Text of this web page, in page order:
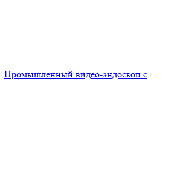
Промышленный видео-эндоскоп с